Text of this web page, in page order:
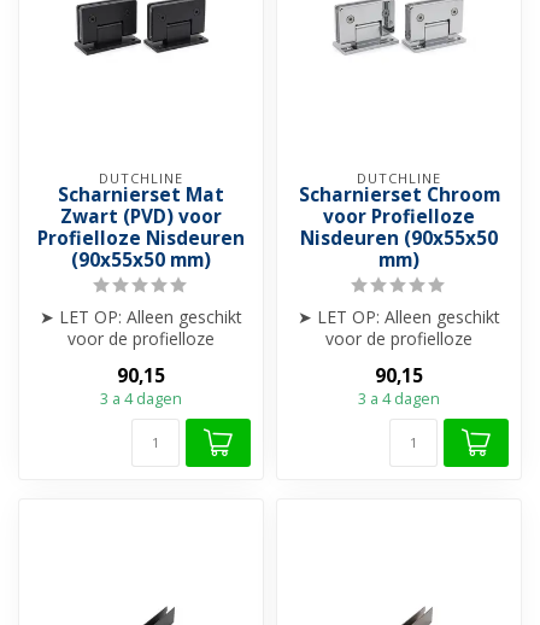
DUTCHLINE
Scharnierset Mat
Zwart (PVD) voor
Profielloze Nisdeuren
(90x55x50 mm)
➤ LET OP: Alleen geschikt
voor de profielloze
➤ Scha...
90,15
3 a 4 dagen
DUTCHLINE
Scharnierset Chroom
voor Profielloze
Nisdeuren (90x55x50
mm)
➤ LET OP: Alleen geschikt
voor de profielloze
➤ Scha...
90,15
3 a 4 dagen